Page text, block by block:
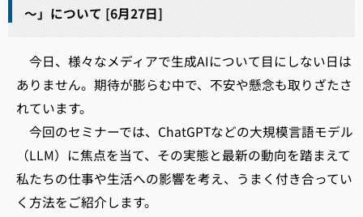
～」について [6月27日]
今日、様々なメディアで生成AIについて目にしない日は
ありません。期待が膨らむ中で、不安や懸念も取りざたさ
れています。
今回のセミナーでは、ChatGPTなどの大規模言語モデル
（LLM）に焦点を当て、その実態と最新の動向を踏まえて
私たちの仕事や生活への影響を考え、うまく付き合ってい
く方法をご紹介します。